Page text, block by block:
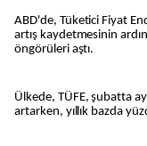
ABD'de, Tüketici Fiyat
artış kaydetmesinin
öngörüleri aştı.
Ülkede, TÜFE, şubatta
artarken, yıllık bazda